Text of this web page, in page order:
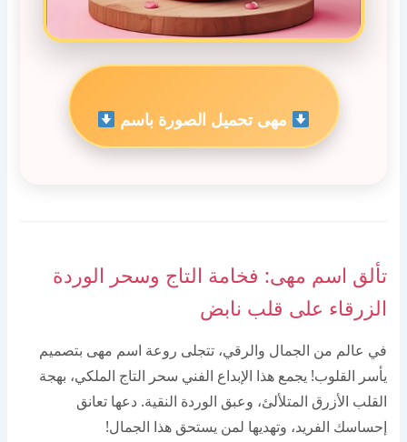
مهى تحميل الصورة باسم
تألق اسم مهى: فخامة التاج وسحر الوردة
الزرقاء على قلب نابض
في عالم من الجمال والرقي، تتجلى روعة اسم مهى بتصميم
يأسر القلوب! يجمع هذا الإبداع الفني سحر التاج الملكي، بهجة
القلب الأزرق المتلألئ، وعبق الوردة النقية. دعها تعانق
إحساسك الفريد، وتهديها لمن يستحق هذا الجمال!